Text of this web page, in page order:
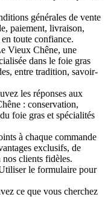
générales de vente
paiement, livraison,
toute confiance.
Vieux Chêne, une
dans le foie gras
entre tradition, savoir-
les réponses aux
: conservation,
foie gras et spécialités
à chaque commande
exclusifs, de
nos clients fidèles.
le formulaire pour
ce que vous cherchez